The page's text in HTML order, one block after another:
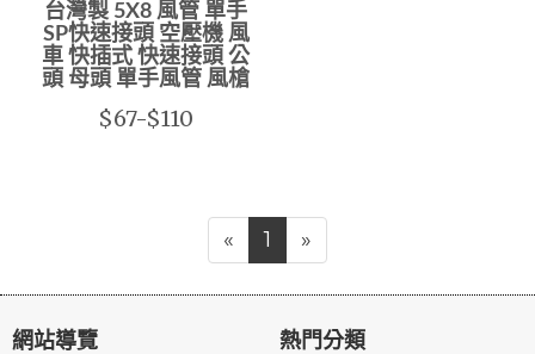
台灣製 5X8 風管 單手
SP快速接頭 空壓機 風
車 快插式 快速接頭 公
頭 母頭 單手風管 風槍
$67-$110
« 1 »
網站導覽 熱門分類